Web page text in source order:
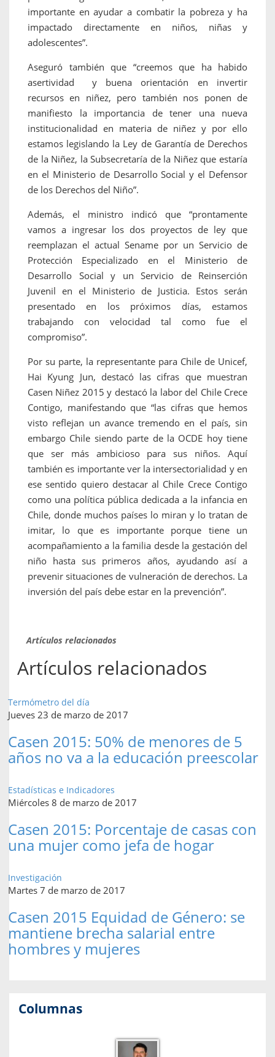
importante en ayudar a combatir la pobreza y ha
impactado directamente en niños, niñas y
adolescentes”.
Aseguró también que “creemos que ha habido
asertividad y buena orientación en invertir
recursos en niñez, pero también nos ponen de
manifiesto la importancia de tener una nueva
institucionalidad en materia de niñez y por ello
estamos legislando la Ley de Garantía de Derechos
de la Niñez, la Subsecretaría de la Niñez que estaría
en el Ministerio de Desarrollo Social y el Defensor
de los Derechos del Niño”.
Además, el ministro indicó que “prontamente
vamos a ingresar los dos proyectos de ley que
reemplazan el actual Sename por un Servicio de
Protección Especializado en el Ministerio de
Desarrollo Social y un Servicio de Reinserción
Juvenil en el Ministerio de Justicia. Estos serán
presentado en los próximos días, estamos
trabajando con velocidad tal como fue el
compromiso”.
Por su parte, la representante para Chile de Unicef,
Hai Kyung Jun, destacó las cifras que muestran
Casen Niñez 2015 y destacó la labor del Chile Crece
Contigo, manifestando que “las cifras que hemos
visto reflejan un avance tremendo en el país, sin
embargo Chile siendo parte de la OCDE hoy tiene
que ser más ambicioso para sus niños. Aquí
también es importante ver la intersectorialidad y en
ese sentido quiero destacar al Chile Crece Contigo
como una política pública dedicada a la infancia en
Chile, donde muchos países lo miran y lo tratan de
imitar, lo que es importante porque tiene un
acompañamiento a la familia desde la gestación del
niño hasta sus primeros años, ayudando así a
prevenir situaciones de vulneración de derechos. La
inversión del país debe estar en la prevención”.
Artículos relacionados
Artículos relacionados
Termómetro del día
Jueves 23 de marzo de 2017
Casen 2015: 50% de menores de 5
años no va a la educación preescolar
Estadísticas e Indicadores
Miércoles 8 de marzo de 2017
Casen 2015: Porcentaje de casas con
una mujer como jefa de hogar
Investigación
Martes 7 de marzo de 2017
Casen 2015 Equidad de Género: se
mantiene brecha salarial entre
hombres y mujeres
Columnas